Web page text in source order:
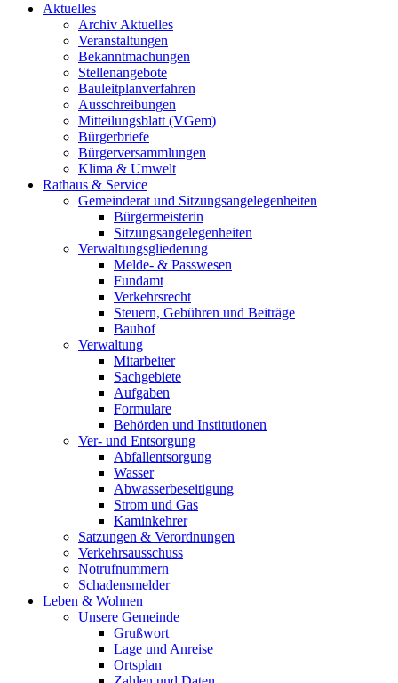
Aktuelles
Archiv Aktuelles
Veranstaltungen
Bekanntmachungen
Stellenangebote
Bauleitplanverfahren
Ausschreibungen
Mitteilungsblatt (VGem)
Bürgerbriefe
Bürgerversammlungen
Klima & Umwelt
Rathaus & Service
Gemeinderat und Sitzungsangelegenheiten
Bürgermeisterin
Sitzungsangelegenheiten
Verwaltungsgliederung
Melde- & Passwesen
Fundamt
Verkehrsrecht
Steuern, Gebühren und Beiträge
Bauhof
Verwaltung
Mitarbeiter
Sachgebiete
Aufgaben
Formulare
Behörden und Institutionen
Ver- und Entsorgung
Abfallentsorgung
Wasser
Abwasserbeseitigung
Strom und Gas
Kaminkehrer
Satzungen & Verordnungen
Verkehrsausschuss
Notrufnummern
Schadensmelder
Leben & Wohnen
Unsere Gemeinde
Grußwort
Lage und Anreise
Ortsplan